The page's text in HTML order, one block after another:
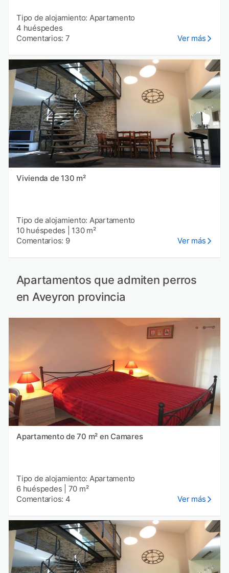
Tipo de alojamiento: Apartamento
4 huéspedes
Comentarios: 7
Ver más
Vivienda de 130 m²
Tipo de alojamiento: Apartamento
10 huéspedes
130 m²
Comentarios: 9
Ver más
Apartamentos que admiten perros
en Aveyron provincia
Apartamento de 70 m² en Camares
Tipo de alojamiento: Apartamento
6 huéspedes
70 m²
Comentarios: 4
Ver más